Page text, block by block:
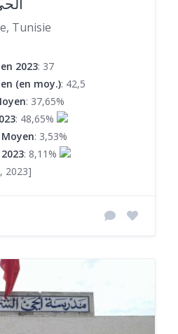
Tunisie
2023: 37
(en moy.): 42,5
: 37,65%
: 48,65%
: 3,53%
: 8,11%
2023]